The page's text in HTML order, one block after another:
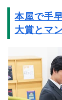
本屋で手
大賞とマ